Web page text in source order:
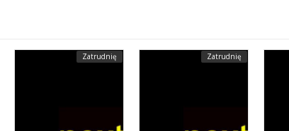
Zatrudnię Zatrudnię